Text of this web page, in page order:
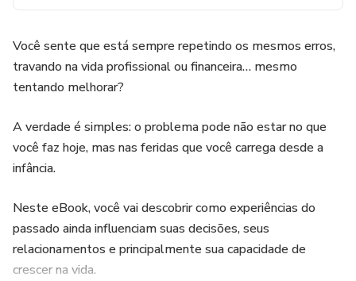
Você sente que está sempre repetindo os mesmos erros,
travando na vida profissional ou financeira… mesmo
tentando melhorar?
A verdade é simples: o problema pode não estar no que
você faz hoje, mas nas feridas que você carrega desde a
infância.
Neste eBook, você vai descobrir como experiências do
passado ainda influenciam suas decisões, seus
relacionamentos e principalmente sua capacidade de
crescer na vida.